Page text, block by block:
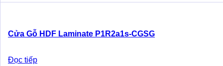
Cửa Gỗ HDF Laminate P1R2a1s-CGSG
Đọc tiếp